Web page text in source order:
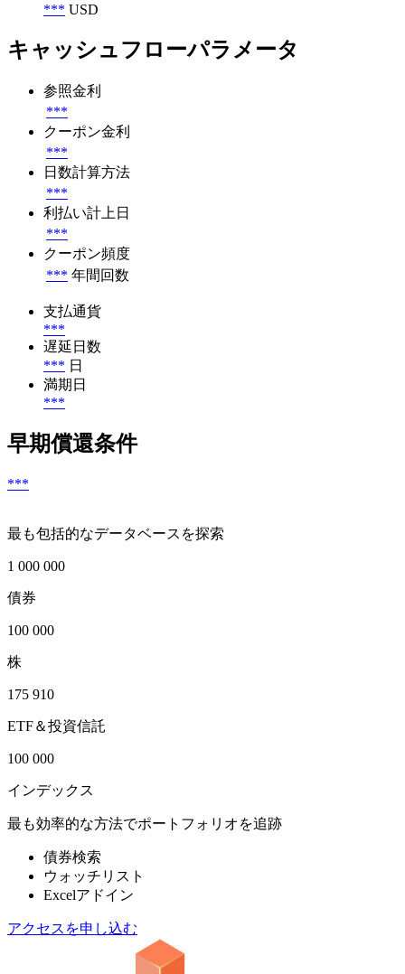
*** USD
キャッシュフローパラメータ
参照金利
***
クーポン金利
***
日数計算方法
***
利払い計上日
***
クーポン頻度
*** 年間回数
支払通貨
***
遅延日数
*** 日
満期日
***
早期償還条件
***
最も包括的なデータベースを探索
1 000 000
債券
100 000
株
175 910
ETF＆投資信託
100 000
インデックス
最も効率的な方法でポートフォリオを追跡
債券検索
ウォッチリスト
Excelアドイン
アクセスを申し込む